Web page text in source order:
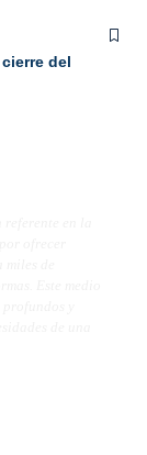
del